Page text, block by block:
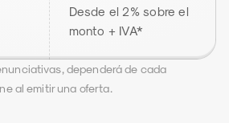
Desde el 2% sobre el
monto + IVA*
dependerá de cada
al emitir una oferta.